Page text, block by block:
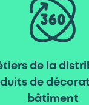
de la
de
bâtiment